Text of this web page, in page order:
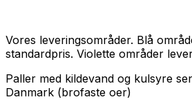
Vores leveringsområder. Blå
standardpris. Violette områder
Paller med kildevand og kulsyre
Danmark (brofaste oer)